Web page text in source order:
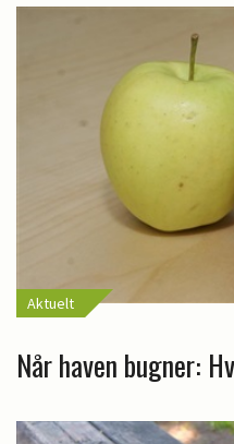
Aktuelt
Når haven bugner: